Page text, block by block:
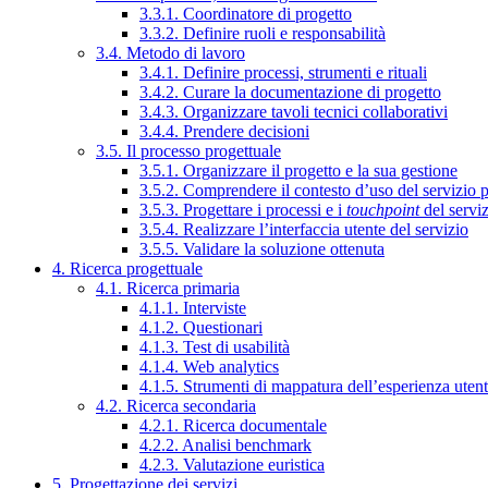
3.3.1. Coordinatore di progetto
3.3.2. Definire ruoli e responsabilità
3.4. Metodo di lavoro
3.4.1. Definire processi, strumenti e rituali
3.4.2. Curare la documentazione di progetto
3.4.3. Organizzare tavoli tecnici collaborativi
3.4.4. Prendere decisioni
3.5. Il processo progettuale
3.5.1. Organizzare il progetto e la sua gestione
3.5.2. Comprendere il contesto d’uso del servizio
3.5.3. Progettare i processi e i touchpointdel
3.5.4. Realizzare l’interfaccia utente del servizio
3.5.5. Validare la soluzione ottenuta
4. Ricerca progettuale
4.1. Ricerca primaria
4.1.1. Interviste
4.1.2. Questionari
4.1.3. Test di usabilità
4.1.4. Web analytics
4.1.5. Strumenti di mappatura dell’esperienza
4.2. Ricerca secondaria
4.2.1. Ricerca documentale
4.2.2. Analisi benchmark
4.2.3. Valutazione euristica
5. Progettazione dei servizi